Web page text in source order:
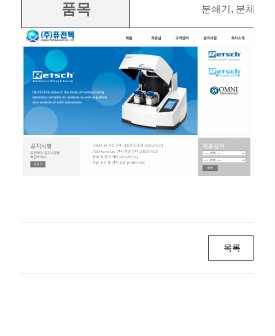
품목 분쇄기, 분체기
목록